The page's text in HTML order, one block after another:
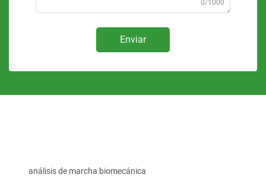
0/1000
Enviar
análisis de marcha biomecánica